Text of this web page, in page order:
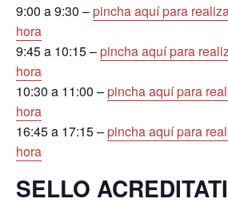
9:00 a 9:30 –pincha aquí para
hora
9:45 a 10:15 –pincha aquí para
hora
10:30 a 11:00 –pincha aquí para
hora
16:45 a 17:15 –pincha aquí para
hora
SELLO